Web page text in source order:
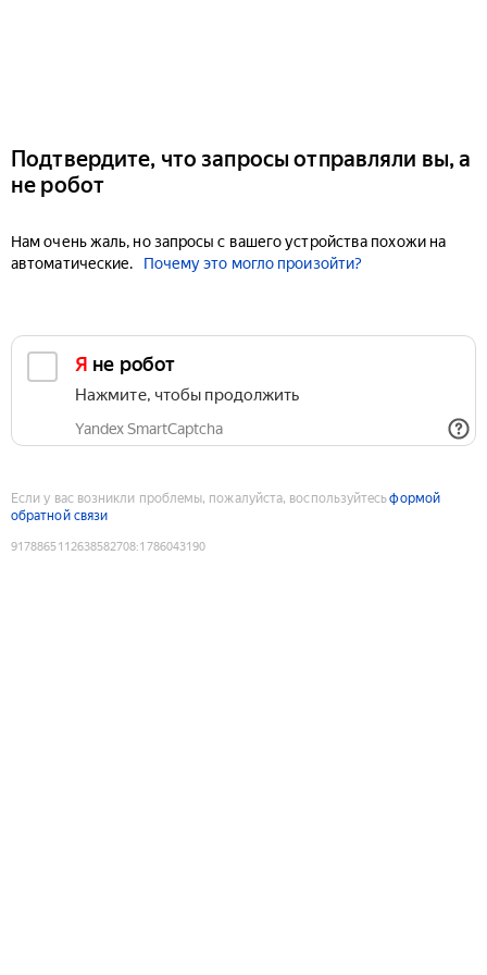
Подтвердите, что запросы отправляли вы, а
не робот
Нам очень жаль, но запросы с вашего устройства похожи на
автоматические.
Почему это могло произойти?
Я не робот
Нажмите, чтобы продолжить
Yandex SmartCaptcha
Если у вас возникли проблемы, пожалуйста, воспользуйтесьформой
обратной связи
9178865112638582708:1786043190